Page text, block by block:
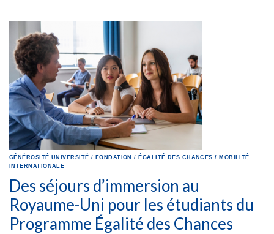
GÉNÉROSITÉ UNIVERSITÉ / FONDATION / ÉGALITÉ DES CHANCES / MOBILITÉ
INTERNATIONALE
Des séjours d’immersion au
Royaume-Uni pour les étudiants du
Programme Égalité des Chances